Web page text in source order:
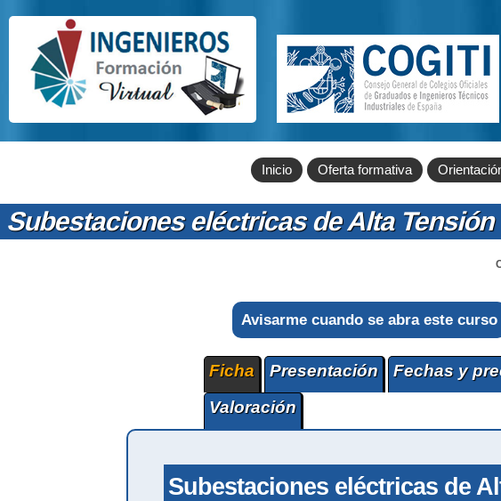
Inicio Oferta formativa
Subestaciones eléctricas de Alta Tensión
Avisarme cuando se abra este curso
Ficha Presentación Fechas y
Valoración
Subestaciones eléctricas de